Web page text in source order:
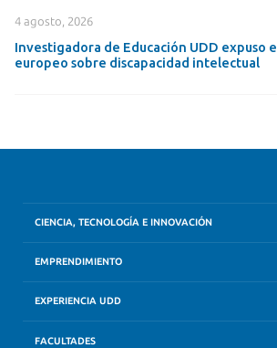
4 agosto, 2026
Investigadora de Educación UDD expuso
europeo sobre discapacidad intelectual
CIENCIA, TECNOLOGÍA E INNOVACIÓN
EMPRENDIMIENTO
EXPERIENCIA UDD
FACULTADES